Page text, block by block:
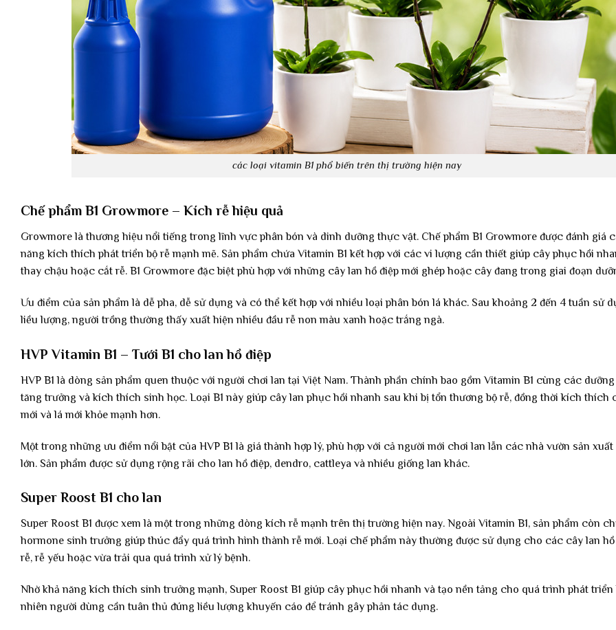
các loại vitamin B1 phổ biến trên thị trường hiện nay
Chế phẩm B1 Growmore – Kích rễ hiệu quả
Growmore là thương hiệu nổi tiếng trong lĩnh vực phân bón và dinh dưỡng thực vật. Chế phẩm B1 Growmore được đánh giá
năng kích thích phát triển bộ rễ mạnh mẽ. Sản phẩm chứa Vitamin B1 kết hợp với các vi lượng cần thiết giúp cây phục hồi
thay chậu hoặc cắt rễ. B1 Growmore đặc biệt phù hợp với những cây lan hồ điệp mới ghép hoặc cây đang trong giai đoạn
Ưu điểm của sản phẩm là dễ pha, dễ sử dụng và có thể kết hợp với nhiều loại phân bón lá khác. Sau khoảng 2 đến 4 tuần sử
liều lượng, người trồng thường thấy xuất hiện nhiều đầu rễ non màu xanh hoặc trắng ngà.
HVP Vitamin B1 – Tưới B1 cho lan hồ điệp
HVP B1 là dòng sản phẩm quen thuộc với người chơi lan tại Việt Nam. Thành phần chính bao gồm Vitamin B1 cùng các
tăng trưởng và kích thích sinh học. Loại B1 này giúp cây lan phục hồi nhanh sau khi bị tổn thương bộ rễ, đồng thời kích thích
mới và lá mới khỏe mạnh hơn.
Một trong những ưu điểm nổi bật của HVP B1 là giá thành hợp lý, phù hợp với cả người mới chơi lan lẫn các nhà vườn sản xuất
lớn. Sản phẩm được sử dụng rộng rãi cho lan hồ điệp, dendro, cattleya và nhiều giống lan khác.
Super Roost B1 cho lan
Super Roost B1 được xem là một trong những dòng kích rễ mạnh trên thị trường hiện nay. Ngoài Vitamin B1, sản phẩm còn
hormone sinh trưởng giúp thúc đẩy quá trình hình thành rễ mới. Loại chế phẩm này thường được sử dụng cho các cây lan hồ
rễ, rễ yếu hoặc vừa trải qua quá trình xử lý bệnh.
Nhờ khả năng kích thích sinh trưởng mạnh, Super Roost B1 giúp cây phục hồi nhanh và tạo nền tảng cho quá trình phát triển
nhiên người dùng cần tuân thủ đúng liều lượng khuyến cáo để tránh gây phản tác dụng.